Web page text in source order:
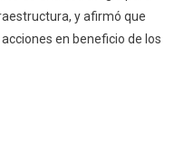
y afirmó que
en beneficio de los